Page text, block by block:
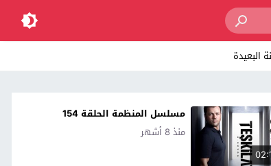
البعيدة
مسلسل المنظمة الحلقة 154
منذ 8 أشهر